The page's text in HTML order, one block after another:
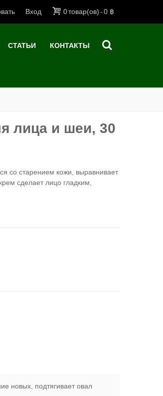
0товар(ов)-0 ฿
Вход
СТАТЬИ КОНТАКТЫ
лица и шеи, 30
со старением кожи, выравнивает
сделает лицо гладким,
новых, подтягивает овал